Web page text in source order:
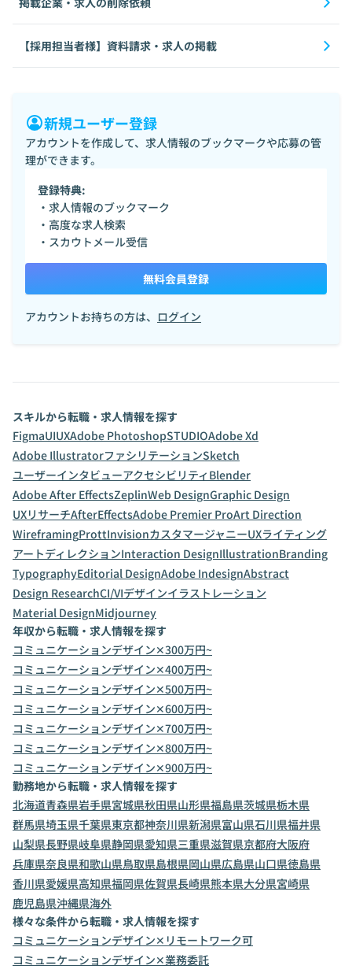
【採用担当者様】資料請求・求人の掲載
新規ユーザー登録
アカウントを作成して、求人情報のブックマークや応募の管
理ができます。
登録特典:
・求人情報のブックマーク
・高度な求人検索
・スカウトメール受信
無料会員登録
アカウントお持ちの方は、 ログイン
スキルから転職・求人情報を探す
FigmaUIUXAdobe PhotoshopSTUDIOAdobe Xd
Adobe IllustratorファシリテーションSketch
ユーザーインタビューアクセシビリティ Blender
Adobe After EffectsZeplinWeb DesignGraphic Design
UXリサーチAfterEffectsAdobe Premier ProArt Direction
WireframingProttInvisionカスタマージャニーUXライティング
アートディレクションInteraction DesignIllustrationBranding
TypographyEditorial DesignAdobe IndesignAbstract
Design ResearchCI/VIデザインイラストレーション
Material DesignMidjourney
年収から転職・求人情報を探す
コミュニケーションデザイン✕300万円~
コミュニケーションデザイン✕400万円~
コミュニケーションデザイン✕500万円~
コミュニケーションデザイン✕600万円~
コミュニケーションデザイン✕700万円~
コミュニケーションデザイン✕800万円~
コミュニケーションデザイン✕900万円~
勤務地から転職・求人情報を探す
北海道青森県岩手県宮城県秋田県山形県福島県茨城県栃木県
群馬県埼玉県千葉県東京都神奈川県新潟県富山県石川県福井県
山梨県長野県岐阜県静岡県愛知県三重県滋賀県京都府大阪府
兵庫県奈良県和歌山県鳥取県島根県岡山県広島県山口県徳島県
香川県愛媛県高知県福岡県佐賀県長崎県熊本県大分県宮崎県
鹿児島県沖縄県海外
様々な条件から転職・求人情報を探す
コミュニケーションデザイン✕リモートワーク可
コミュニケーションデザイン✕業務委託